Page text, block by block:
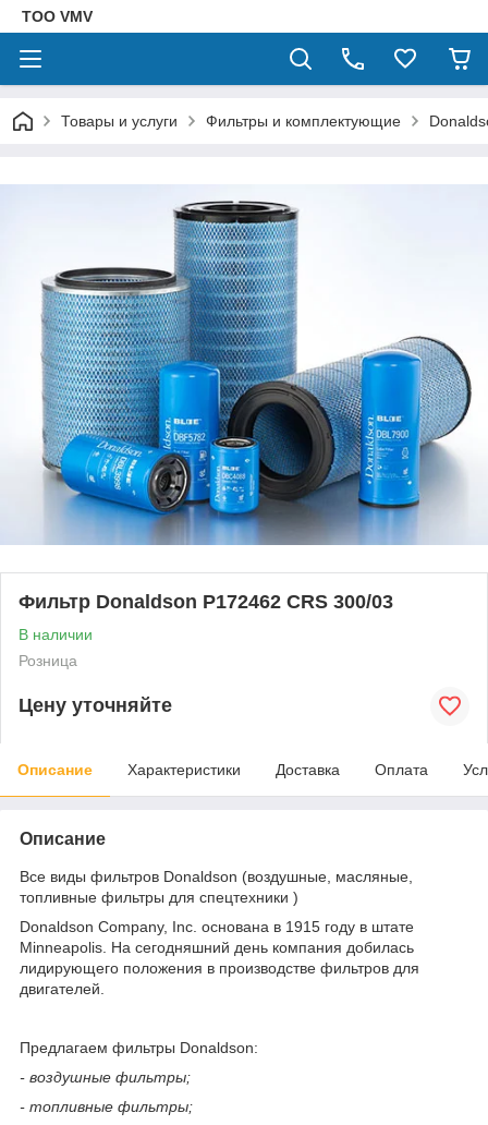
ТОО VMV
Товары и услуги Фильтры и комплектующие
Фильтр Donaldson P172462 CRS 300/03
В наличии
Розница
Цену уточняйте
Описание Характеристики Доставка Оплата
Описание
Все виды фильтров Donaldson (воздушные, масляные,
топливные фильтры для спецтехники )
Donaldson Company, Inc. основана в 1915 году в штате
Minneapolis. На сегодняшний день компания добилась
лидирующего положения в производстве фильтров для
двигателей.
Предлагаем фильтры Donaldson:
- воздушные фильтры;
- топливные фильтры;